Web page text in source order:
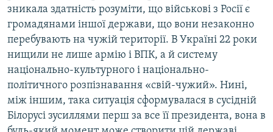
зникала здатність розуміти, що військові з Росії є
громадянами іншої держави, що вони незаконно
перебувають на чужій території. В Україні 22 роки
нищили не лише армію і ВПК, а й систему
національно-культурного і національно-
політичного розпізнавання «свій-чужий». Нині,
між іншим, така ситуація сформувалася в сусідній
Білорусі зусиллями перш за все її президента, вона в